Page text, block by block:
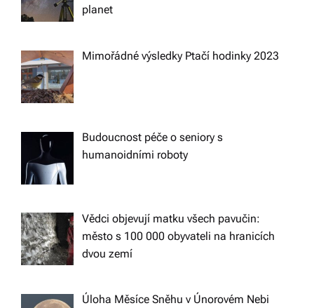
planet
Mimořádné výsledky Ptačí hodinky 2023
Budoucnost péče o seniory s
humanoidními roboty
Vědci objevují matku všech pavučin:
město s 100 000 obyvateli na hranicích
dvou zemí
Úloha Měsíce Sněhu v Únorovém Nebi